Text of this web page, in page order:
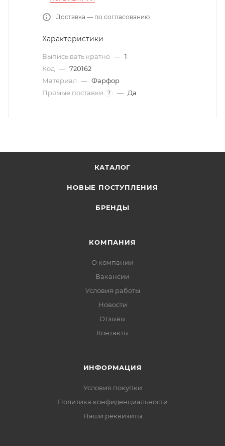
Доставка — по согласованию
Характеристики
Выписывать кратно — 1
Код — 720162
Материал — Фарфор
Прямые поставки
? — Да
КАТАЛОГ
НОВЫЕ ПОСТУПЛЕНИЯ
БРЕНДЫ
КОМПАНИЯ
О компании
Вакансии
Условия работы
Новости
Отзывы
Контакты
ИНФОРМАЦИЯ
Условия покупки
Политика конфиденциальности
Наши реквизиты